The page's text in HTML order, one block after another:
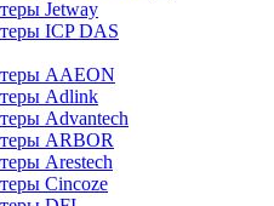
Jetway
ICP DAS
AAEON
Adlink
Advantech
ARBOR
Arestech
Cincoze